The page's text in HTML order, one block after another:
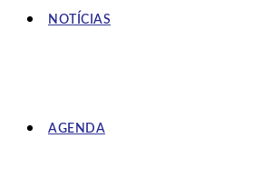
NOTÍCIAS
AGENDA